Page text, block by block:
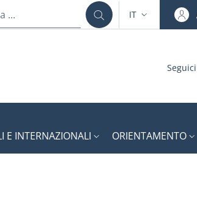
SELETTORE
IT
E INTERNAZIONALI ORIENTAMENTO